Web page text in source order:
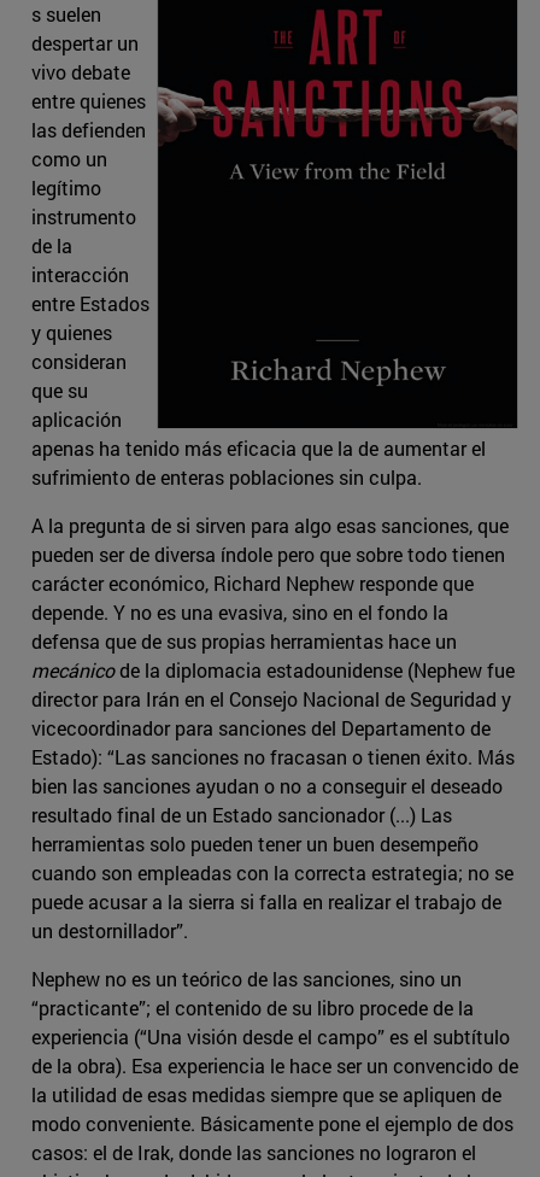
s suelen
despertar un
vivo debate
entre quienes
las defienden
como un
legítimo
instrumento
de la
interacción
entre Estados
y quienes
consideran
que su
aplicación
apenas ha tenido más eficacia que la de aumentar el
sufrimiento de enteras poblaciones sin culpa.
A la pregunta de si sirven para algo esas sanciones, que
pueden ser de diversa índole pero que sobre todo tienen
carácter económico, Richard Nephew responde que
depende. Y no es una evasiva, sino en el fondo la
defensa que de sus propias herramientas hace un
mecánicode la diplomacia estadounidense (Nephew fue
director para Irán en el Consejo Nacional de Seguridad y
vicecoordinador para sanciones del Departamento de
Estado): “Las sanciones no fracasan o tienen éxito. Más
bien las sanciones ayudan o no a conseguir el deseado
resultado final de un Estado sancionador (...) Las
herramientas solo pueden tener un buen desempeño
cuando son empleadas con la correcta estrategia; no se
puede acusar a la sierra si falla en realizar el trabajo de
un destornillador”.
Nephew no es un teórico de las sanciones, sino un
“practicante”; el contenido de su libro procede de la
experiencia (“Una visión desde el campo” es el subtítulo
de la obra). Esa experiencia le hace ser un convencido de
la utilidad de esas medidas siempre que se apliquen de
modo conveniente. Básicamente pone el ejemplo de dos
casos: el de Irak, donde las sanciones no lograron el